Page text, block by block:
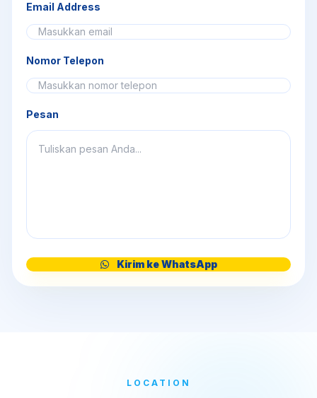
Email Address
Nomor Telepon
Pesan
Kirim ke WhatsApp
LOCATION